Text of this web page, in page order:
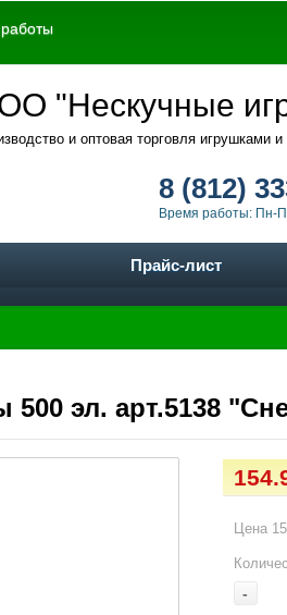
"Нескучные
и оптовая торговля игрушками
8 (812)
Время работы: Пн-
Прайс-лист
500 эл. арт.5138
Цена
-